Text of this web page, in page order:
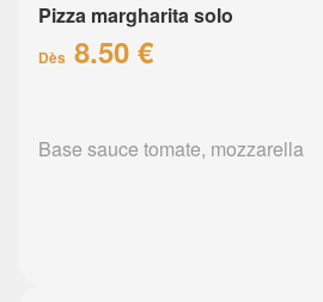
Pizza margharita solo
Dès 8.50 €
Base sauce tomate, mozzarella